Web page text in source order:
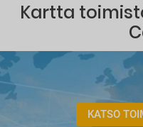
Kartta
KATSO